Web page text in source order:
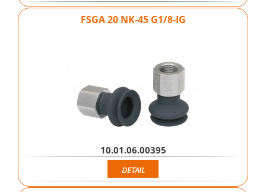
FSGA 20 NK-45 G1/8-IG
10.01.06.00395
DETAIL